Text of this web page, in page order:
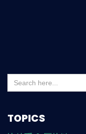
Search
for:
TOPICS